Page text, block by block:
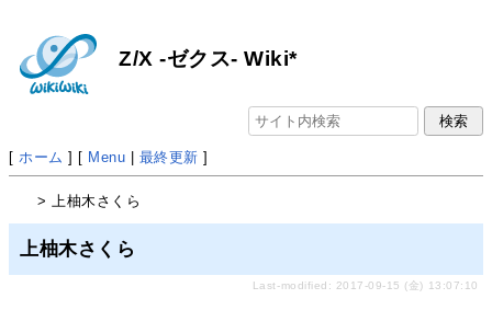
Z/X -ゼクス- Wiki*
[ ホーム ] [ Menu | 最終更新 ]
> 上柚木さくら
上柚木さくら
Last-modified: 2017-09-15 (金) 13:07:10